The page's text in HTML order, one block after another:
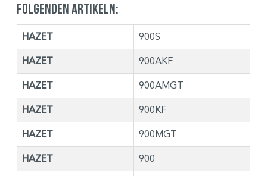
folgenden Artikeln:
HAZET 900S
HAZET 900AKF
HAZET 900AMGT
HAZET 900KF
HAZET 900MGT
HAZET 900